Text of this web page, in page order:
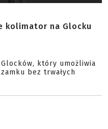
kolimator na Glocku
który umożliwia
bez trwałych